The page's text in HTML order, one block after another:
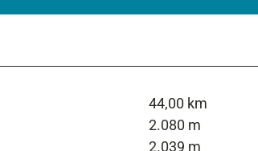
44,00 km
2.080 m
2.039 m